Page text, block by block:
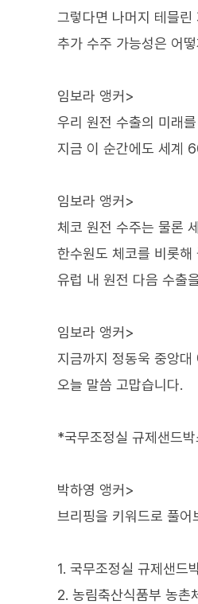
그렇다면 나머지 테믈
추가 수주 가능성은 어
임보라 앵커>
우리 원전 수출의 미래
지금 이 순간에도 세계
임보라 앵커>
체코 원전 수주는 물론
한수원도 체코를 비롯
유럽 내 원전 다음 수출
임보라 앵커>
지금까지 정동욱 중앙
오늘 말씀 고맙습니다.
*국무조정실 규제샌드
박하영 앵커>
브리핑을 키워드로 풀
1. 국무조정실 규제샌드
2. 농림축산식품부 농촌